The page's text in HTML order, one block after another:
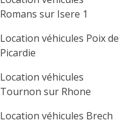
Romans sur Isere 1
Location véhicules Poix de
Picardie
Location véhicules
Tournon sur Rhone
Location véhicules Brech